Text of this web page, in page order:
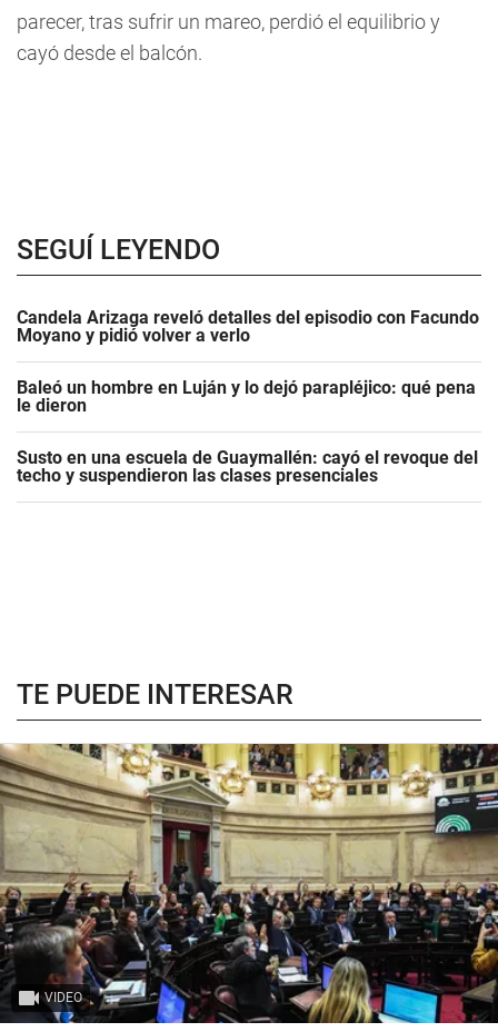
parecer, tras sufrir un mareo, perdió el equilibrio y
cayó desde el balcón.
SEGUÍ LEYENDO
Candela Arizaga reveló detalles del episodio con Facundo
Moyano y pidió volver a verlo
Baleó un hombre en Luján y lo dejó parapléjico: qué pena
le dieron
Susto en una escuela de Guaymallén: cayó el revoque del
techo y suspendieron las clases presenciales
TE PUEDE INTERESAR
VIDEO